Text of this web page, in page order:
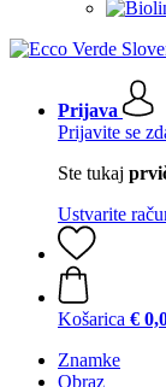
Prijava
Prijavite se
Ste tukaj
Ustvarite
Košarica €
Znamke
Obraz